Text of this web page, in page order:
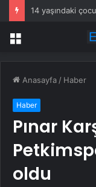
14 yaşındaki
Menü
Anasayfa / Haber
Haber
Pınar
oldu